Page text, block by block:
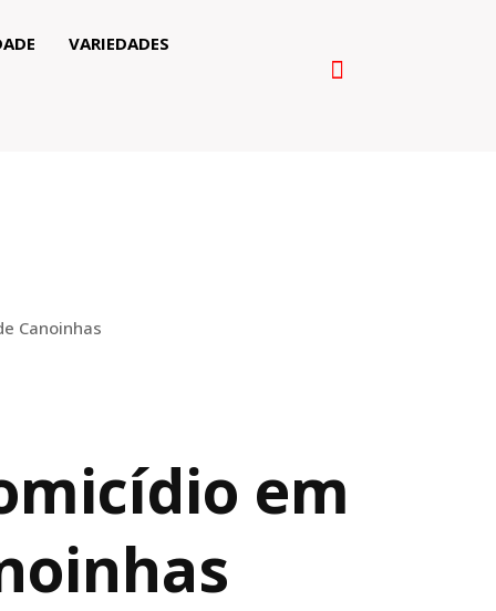
VARIEDADES
Canoinhas
em